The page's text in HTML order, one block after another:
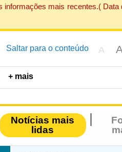
mais recentes.( Data
Saltar para o conteúdo A
+ mais
Notícias mais
lidas